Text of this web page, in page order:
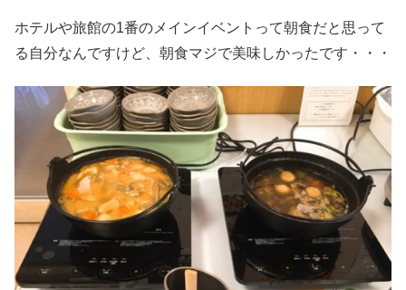
ホテルや旅館の1番のメインイベントって朝食だと思って
る自分なんですけど、朝食マジで美味しかったです・・・